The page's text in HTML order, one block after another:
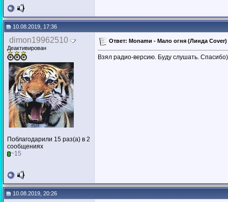
10.08.2019, 17:36
dimon19962510
Деактивирован
Поблагодарили 15 раз(а) в 2
сообщениях
~15
Ответ: Monamи - Мало огня (Линда
Взял радио-версию. Буду слушать.
10.08.2019, 20:26